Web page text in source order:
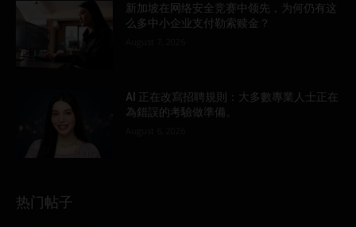
新加坡在网络安全竞赛中领先，为何仍有这
么多中小企业支付勒索赎金？
AI 正在改寫招聘規則：大多數專業人士正在
為錯誤的考驗做準備。
热门帖子